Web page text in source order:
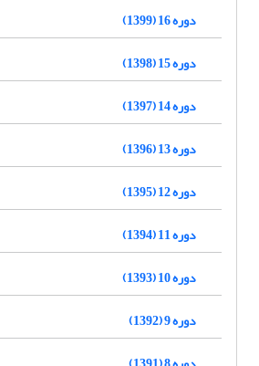
دوره 16 (1399)
دوره 15 (1398)
دوره 14 (1397)
دوره 13 (1396)
دوره 12 (1395)
دوره 11 (1394)
دوره 10 (1393)
دوره 9 (1392)